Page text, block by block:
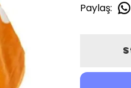
Paylaş: